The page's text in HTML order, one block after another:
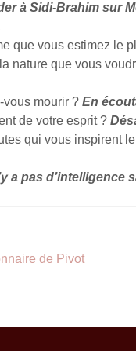
à Sidi-Brahim sur
que vous estimez le
nature que vous
mourir ? En
de votre esprit ?
qui vous inspirent
a pas d’intelligence
de Pivot